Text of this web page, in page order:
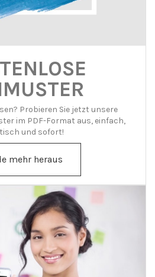
Probieren Sie jetzt unsere
im PDF-Format aus, einfach,
und sofort!
mehr heraus